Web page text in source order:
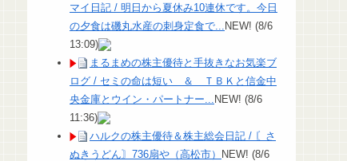
マイ日記 / 明日から夏休み10連休です。今日
の夕食は磯丸水産の刺身定食で... NEW! (8/6
13:09)
まるまめの株主優待と手抜きなお気楽ブ
ログ / セミの命は短い ＆ ＴＢＫと信金中
央金庫とウイン・パートナー... NEW! (8/6
11:36)
ハルクの株主優待＆株主総会日記 / 〘さ
ぬきうどん〙736扇や（高松市） NEW! (8/6